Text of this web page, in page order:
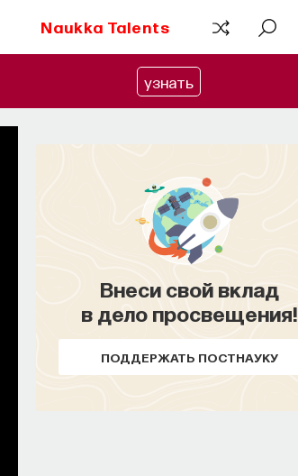
Naukka Talents
узнать
Внеси свой вклад
в дело просвещения!
ПОДДЕРЖАТЬ ПОСТНАУКУ